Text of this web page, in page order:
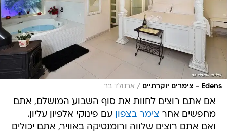
Edens - צימרים יוקרתיים / ארנולד בר
אם אתם רוצים לחוות את סוף השבוע המושלם, אתם
מחפשים אחר צימר בצפון עם פינוקי אלפיון עליון.
ואם אתם רוצים שלווה ורומנטיקה באוויר, אתם יכולים